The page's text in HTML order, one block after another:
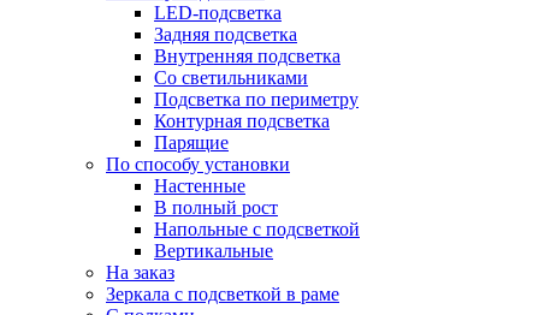
LED-подсветка
Задняя подсветка
Внутренняя подсветка
Со светильниками
Подсветка по периметру
Контурная подсветка
Парящие
По способу установки
Настенные
В полный рост
Напольные с подсветкой
Вертикальные
На заказ
Зеркала с подсветкой в раме